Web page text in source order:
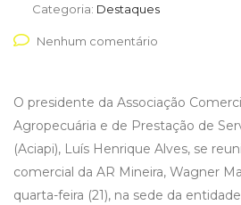
Categoria: Destaques
Nenhum comentário
O presidente da Associação
Agropecuária e de Prestação de
(Aciapi), Luís Henrique Alves, se
comercial da AR Mineira, Wagner
quarta-feira (21), na sede da